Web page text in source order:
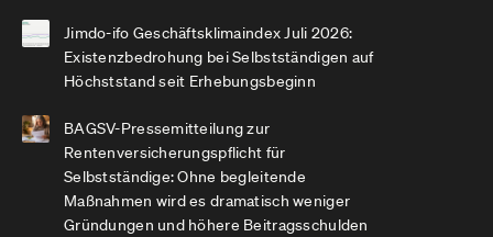
Jimdo-ifo Geschäftsklimaindex Juli 2026:
Existenzbedrohung bei Selbstständigen auf
Höchststand seit Erhebungsbeginn
BAGSV-Pressemitteilung zur
Rentenversicherungspflicht für
Selbstständige: Ohne begleitende
Maßnahmen wird es dramatisch weniger
Gründungen und höhere Beitragsschulden